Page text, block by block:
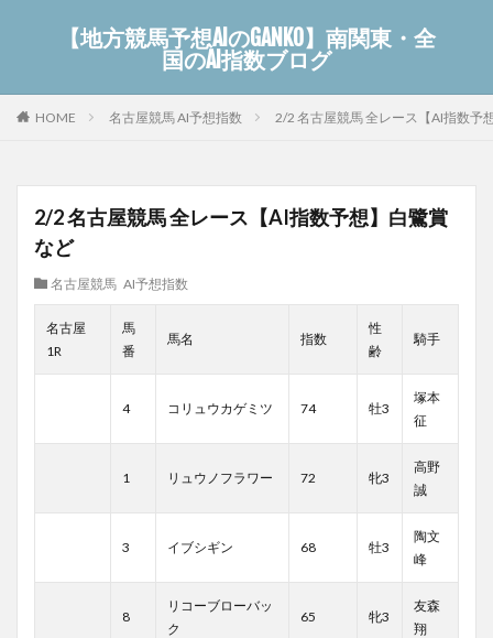
【地方競馬予想AIのGANKO】南関東・全
国のAI指数ブログ
HOME 名古屋競馬 AI予想指数 2/2 名古屋競馬 全レース【AI指数予
2/2 名古屋競馬 全レース【AI指数予想】白鷺賞
など
名古屋競馬 AI予想指数
名古屋
1R
馬
番
馬名 指数
性
齢
騎手
4 コリュウカゲミツ 74 牡3
塚本
征
1 リュウノフラワー 72 牝3
高野
誠
3 イブシギン 68 牡3
陶文
峰
8
リコーブローバッ
ク
65 牝3
友森
翔